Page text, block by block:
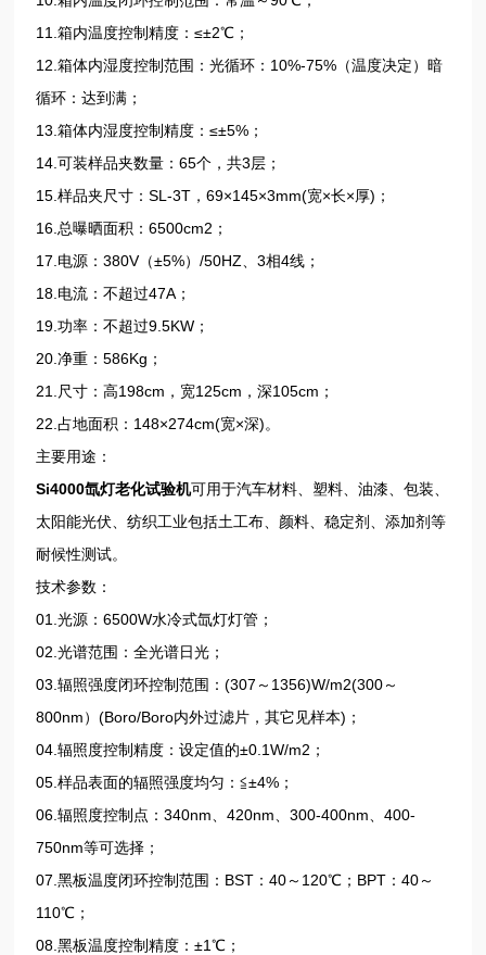
11.箱内温度控制精度：≤±2℃；
12.箱体内湿度控制范围：光循环：10%-75%（温度决定）暗
循环：达到满；
13.箱体内湿度控制精度：≤±5%；
14.可装样品夹数量：65个，共3层；
15.样品夹尺寸：SL-3T，69×145×3mm(宽×长×厚)；
16.总曝晒面积：6500cm2；
17.电源：380V（±5%）/50HZ、3相4线；
18.电流：不超过47A；
19.功率：不超过9.5KW；
20.净重：586Kg；
21.尺寸：高198cm，宽125cm，深105cm；
22.占地面积：148×274cm(宽×深)。
主要用途：
Si4000氙灯老化试验机可用于汽车材料、塑料、油漆、包装、
太阳能光伏、纺织工业包括土工布、颜料、稳定剂、添加剂等
耐候性测试。
技术参数：
01.光源：6500W水冷式氙灯灯管；
02.光谱范围：全光谱日光；
03.辐照强度闭环控制范围：(307～1356)W/m2(300～
800nm）(Boro/Boro内外过滤片，其它见样本)；
04.辐照度控制精度：设定值的±0.1W/m2；
05.样品表面的辐照强度均匀：≦±4%；
06.辐照度控制点：340nm、420nm、300-400nm、400-
750nm等可选择；
07.黑板温度闭环控制范围：BST：40～120℃；BPT：40～
110℃；
08.黑板温度控制精度：±1℃；